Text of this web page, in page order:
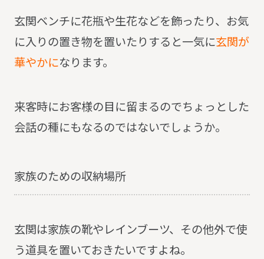
玄関ベンチに花瓶や生花などを飾ったり、お気
に入りの置き物を置いたりすると一気に玄関が
華やかになります。
来客時にお客様の目に留まるのでちょっとした
会話の種にもなるのではないでしょうか。
家族のための収納場所
玄関は家族の靴やレインブーツ、その他外で使
う道具を置いておきたいですよね。